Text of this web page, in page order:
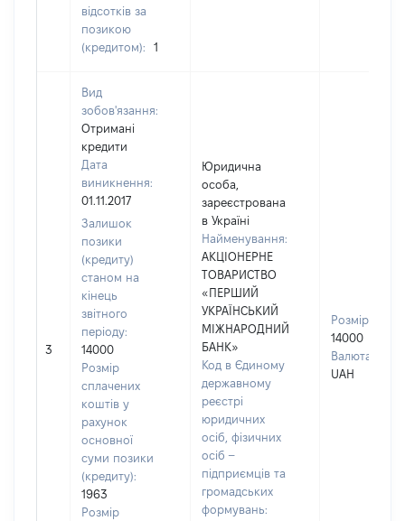
відсотків за
позикою
(кредитом):
1
3
Вид
зобов'язання:
Отримані
кредити
Дата
виникнення:
01.11.2017
Залишок
позики
(кредиту)
станом на
кінець
звітного
періоду:
14000
Розмір
сплачених
коштів у
рахунок
основної
суми позики
(кредиту):
1963
Розмір
Юридична
особа,
зареєстрована
в Україні
Найменування:
АКЦІОНЕРНЕ
ТОВАРИСТВО
«ПЕРШИЙ
УКРАЇНСЬКИЙ
МІЖНАРОДНИЙ
БАНК»
Код в Єдиному
державному
реєстрі
юридичних
осіб, фізичних
осіб –
підприємців та
громадських
формувань:
Розмір:
14000
Валюта:
UAH